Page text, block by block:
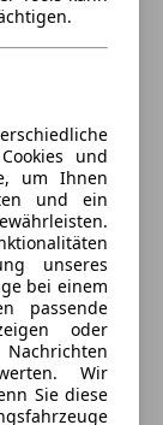
und
um Ihnen
und ein
unseres
bei einem
passende
oder
Wir
Sie diese